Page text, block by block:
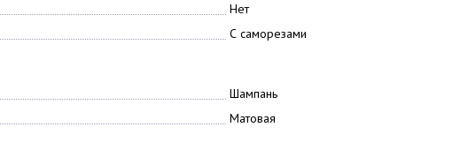
Нет
С саморезами
Шампань
Матовая